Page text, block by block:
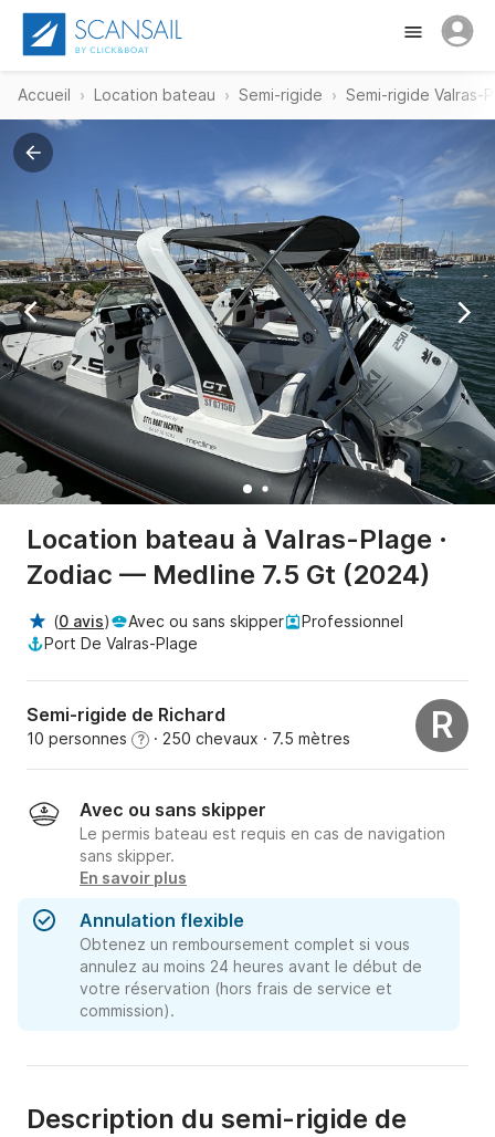
Accueil Location bateau Semi-rigide Semi-rigide Valras-
Location bateau à Valras-Plage ·
Zodiac — Medline 7.5 Gt (2024)
(0 avis) Avec ou sans skipper
Professionnel
Port De Valras-Plage
Semi-rigide de Richard
10 personnes ? · 250 chevaux · 7.5 mètres R
Avec ou sans skipper
Le permis bateau est requis en cas de navigation
sans skipper.
En savoir plus
Annulation flexible
Obtenez un remboursement complet si vous
annulez au moins 24 heures avant le début de
votre réservation (hors frais de service et
commission).
Description du semi-rigide de